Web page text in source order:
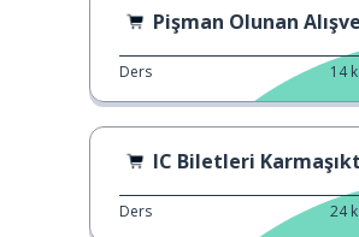
Pişman Olunan
Ders 14
IC Biletleri
Ders 24